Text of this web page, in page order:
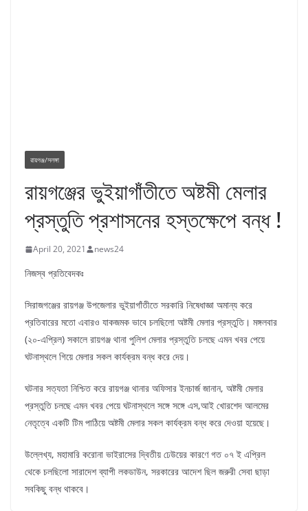
রায়গঞ্জ/সলঙ্গা
রায়গঞ্জের ভুইয়াগাঁতীতে অষ্টমী মেলার
প্রস্তুতি প্রশাসনের হস্তক্ষেপে বন্ধ !
April 20, 2021 news24
নিজস্ব প্রতিবেদকঃ
সিরাজগঞ্জের রায়গঞ্জ উপজেলার ভুইয়াগাঁতীতে সরকারি নিষেধাজ্ঞা অমান্য করে
প্রতিবারের মতো এবারও যাকজমক ভাবে চলছিলো অষ্টমী মেলার প্রস্তুতি। মঙ্গলবার
(২০-এপ্রিল) সকালে রায়গঞ্জ থানা পুলিশ মেলার প্রস্তুতি চলছে এমন খবর পেয়ে
ঘটনাস্থলে গিয়ে মেলার সকল কার্যক্রম বন্ধ করে দেয়।
ঘটনার সত্যতা নিশ্চিত করে রায়গঞ্জ থানার অফিসার ইনচার্জ জানান, অষ্টমী মেলার
প্রস্তুতি চলছে এমন খবর পেয়ে ঘটনাস্থলে সঙ্গে সঙ্গে এস,আই খোরশেদ আলমের
নেতৃত্বে একটি টিম পাঠিয়ে অষ্টমী মেলার সকল কার্যক্রম বন্ধ করে দেওয়া হয়েছে।
উল্লেখ্য, মহামারি করোনা ভাইরাসের দ্বিতীয় ঢেউয়ের কারণে গত ০৭ ই এপ্রিল
থেকে চলছিলো সারাদেশ ব্যাপী লকডাউন, সরকারের আদেশ ছিল জরুরী সেবা ছাড়া
সবকিছু বন্ধ থাকবে।